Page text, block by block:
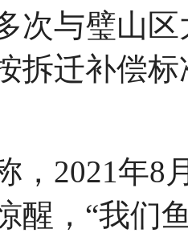
次与璧山
拆迁补偿
，2021年8
醒，“我们